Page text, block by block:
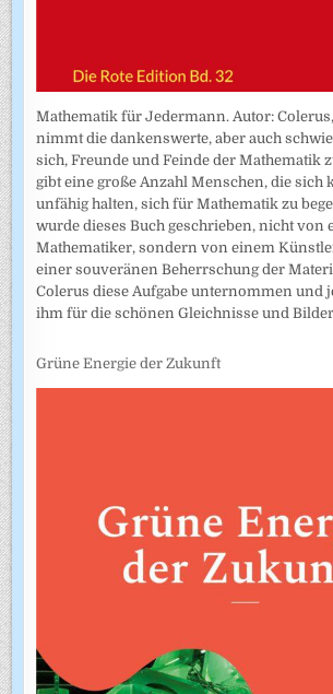
Mathematik für Jedermann. Autor:
nimmt die dankenswerte, aber auch
sich, Freunde und Feinde der Mathematik
gibt eine große Anzahl Menschen, die
unfähig halten, sich für Mathematik zu
wurde dieses Buch geschrieben, nicht von
Mathematiker, sondern von einem
einer souveränen Beherrschung der
Colerus diese Aufgabe unternommen und
ihm für die schönen Gleichnisse und
Grüne Energie der Zukunft